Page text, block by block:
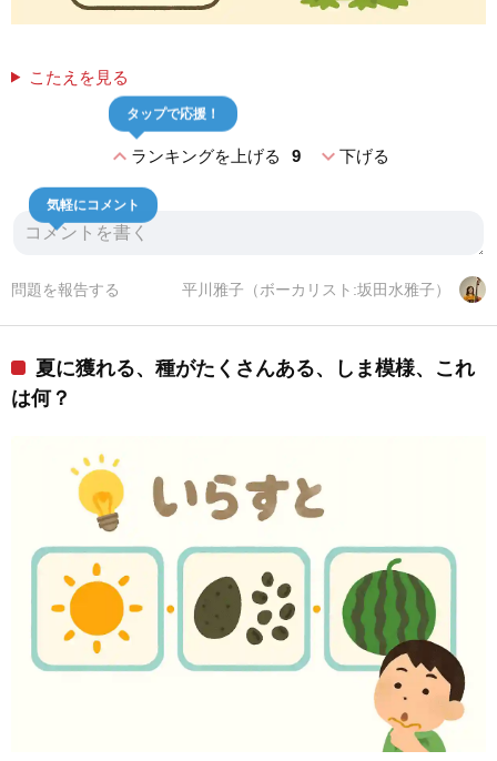
こたえを見る
expand_lessランキングを上げる 9
タップで応援！
expand_more下げる
気軽にコメント
平川雅子（ボーカリスト:坂田水雅子）
問題を報告する
夏に獲れる、種がたくさんある、しま模様、これ
は何？